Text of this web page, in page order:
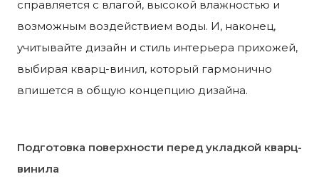
справляется с влагой, высокой влажностью и
возможным воздействием воды. И, наконец,
учитывайте дизайн и стиль интерьера прихожей,
выбирая кварц-винил, который гармонично
впишется в общую концепцию дизайна.
Подготовка поверхности перед укладкой кварц-
винила